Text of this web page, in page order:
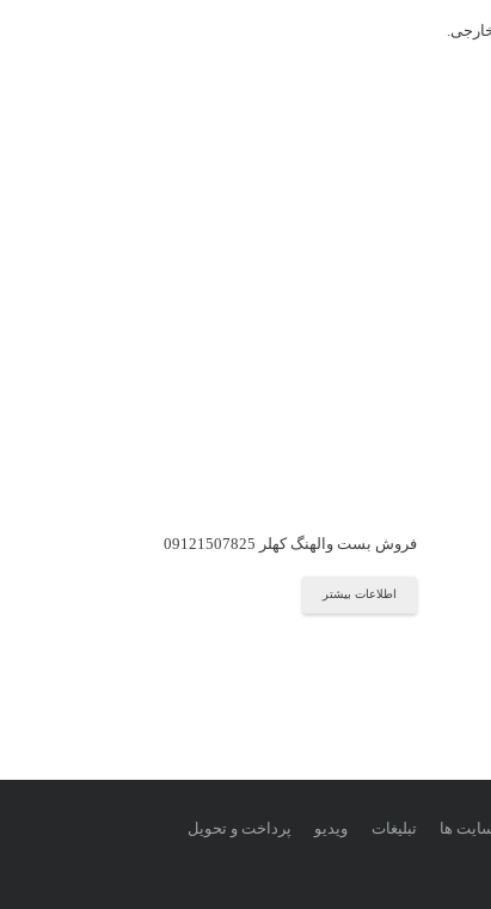
فروش بست والهنگ کهلر 09121507825
اطلاعات بیشتر
ها تبلیغات ویدیو
پرداخت و تحویل